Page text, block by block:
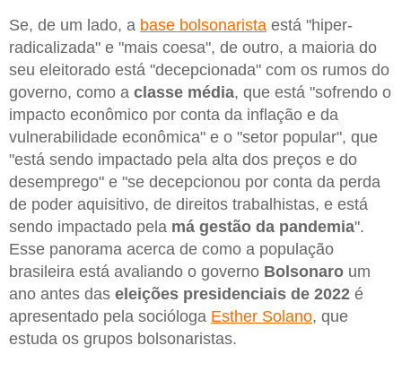
Se, de um lado, a base bolsonarista está "hiper-
radicalizada" e "mais coesa", de outro, a maioria do
seu eleitorado está "decepcionada" com os rumos do
governo, como a classe média, que está "sofrendo o
impacto econômico por conta da inflação e da
vulnerabilidade econômica" e o "setor popular", que
"está sendo impactado pela alta dos preços e do
desemprego" e "se decepcionou por conta da perda
de poder aquisitivo, de direitos trabalhistas, e está
sendo impactado pela má gestão da pandemia".
Esse panorama acerca de como a população
brasileira está avaliando o governo Bolsonaro um
ano antes das eleições presidenciais de 2022 é
apresentado pela socióloga Esther Solano, que
estuda os grupos bolsonaristas.